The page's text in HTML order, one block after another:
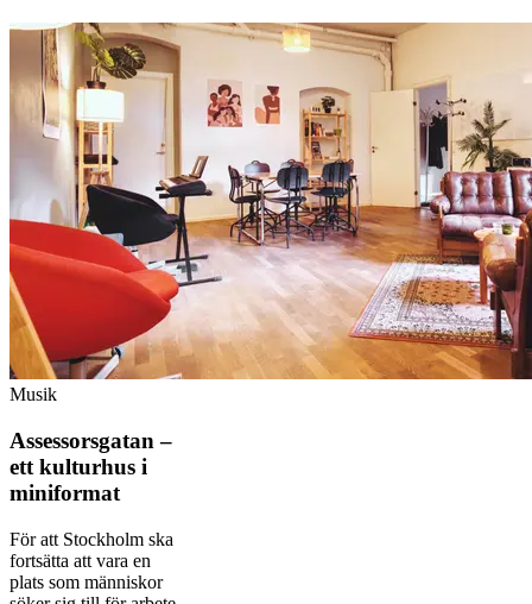
Musik
Assessorsgatan –
ett kulturhus i
miniformat
För att Stockholm ska
fortsätta att vara en
plats som människor